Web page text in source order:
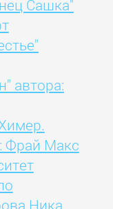
Сашка"
автора:
Фрай Макс